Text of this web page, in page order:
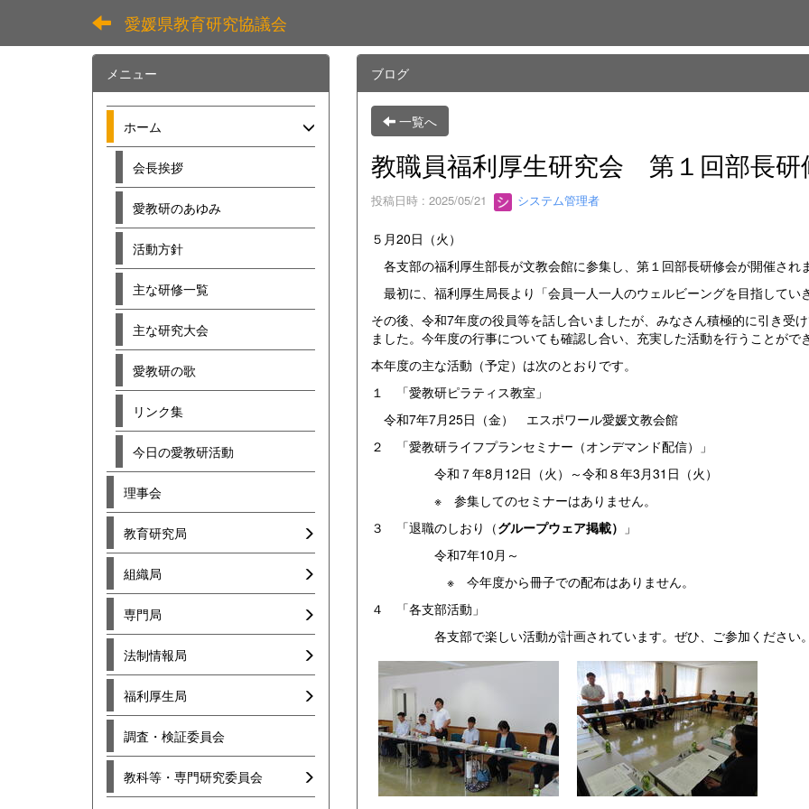
愛媛県教育研究協議会
ブログ
一覧へ
教職員福利厚生研究会 第１回部長研
投稿日時 : 2025/05/21 システム管理者
５月20日（火）
各支部の福利厚生部長が文教会館に参集し、第１回部長研修会が開催され
最初に、福利厚生局長より「会員一人一人のウェルビーングを目指してい
その後、令和7年度の役員等を話し合いましたが、みなさん積極的に引き受
ました。今年度の行事についても確認し合い、充実した活動を行うことがで
本年度の主な活動（予定）は次のとおりです。
１ 「愛教研ピラティス教室」
令和7年7月25日（金） エスポワール愛媛文教会館
２ 「愛教研ライフプランセミナー（オンデマンド配信）」
令和７年8月12日（火）～令和８年3月31日（火）
※ 参集してのセミナーはありません。
３ 「退職のしおり（グループウェア掲載）
」
令和7年10月～
※ 今年度から冊子での配布はありません。
４ 「各支部活動」
各支部で楽しい活動が計画されています。ぜひ、ご参加ください
メニュー
ホーム
会長挨拶
愛教研のあゆみ
活動方針
主な研修一覧
主な研究大会
愛教研の歌
リンク集
今日の愛教研活動
理事会
教育研究局
組織局
専門局
法制情報局
福利厚生局
調査・検証委員会
教科等・専門研究委員会